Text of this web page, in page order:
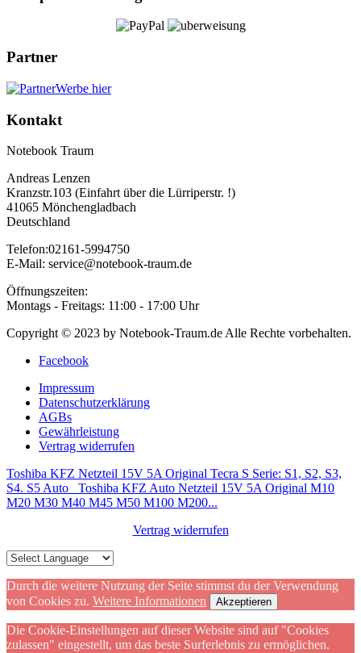
Partner
Werbe hier
Kontakt
Notebook Traum
Andreas Lenzen
Kranzstr.103 (Einfahrt über die Lürriperstr. !)
41065 Mönchengladbach
Deutschland
Telefon:02161-5994750
E-Mail: service@notebook-traum.de
Öffnungszeiten:
Montags - Freitags: 11:00 - 17:00 Uhr
Copyright © 2023 by Notebook-Traum.de Alle Rechte vorbehalten.
Facebook
Impressum
Datenschutzerklärung
AGBs
Gewährleistung
Vertrag widerrufen
Toshiba KFZ Netzteil 15V 5A Original Tecra S Serie: S1, S2, S3,
S4. S5 Auto
Toshiba KFZ Auto Netzteil 15V 5A Original M10
M20 M30 M40 M45 M50 M100 M200...
Vertrag widerrufen
Durch die weitere Nutzung der Seite stimmst du der Verwendung
von Cookies zu. Weitere Informationen Akzeptieren
Die Cookie-Einstellungen auf dieser Website sind auf "Cookies
zulassen" eingestellt, um das beste Surferlebnis zu ermöglichen.